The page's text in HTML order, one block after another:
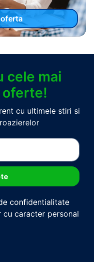
cele mai
cu ultimele stiri si
confidentialitate
caracter personal